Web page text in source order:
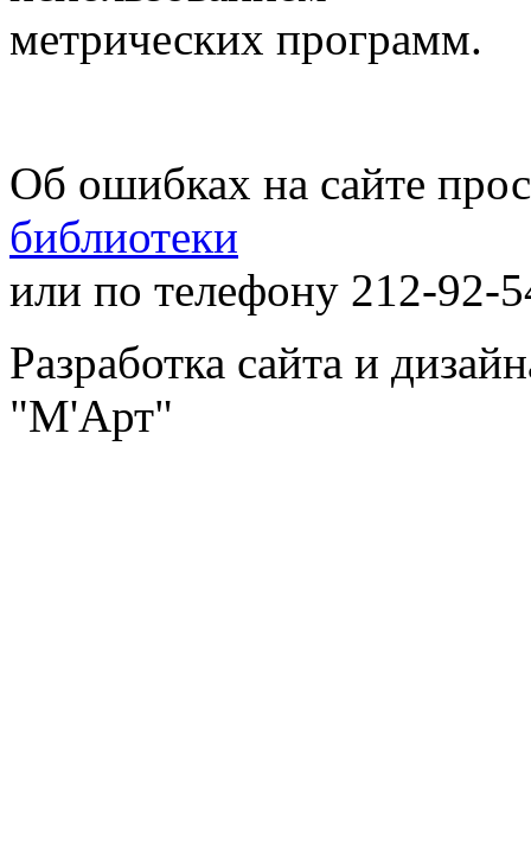
метрических программ.
Об ошибках на сайте
библиотеки
или по телефону 212-92-
Разработка сайта и
"М'Арт"